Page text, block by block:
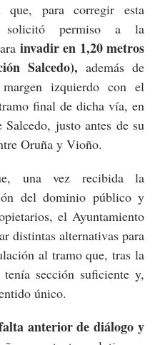
para corregir esta
solicitó permiso a la
invadir en 1,20 metros
Salcedo), además de
izquierdo con el
final de dicha vía, en
justo antes de su
Oruña y Vioño.
una vez recibida la
del dominio público y
el Ayuntamiento
distintas alternativas para
al tramo que, tras la
sección suficiente y,
único.
anterior de diálogo y